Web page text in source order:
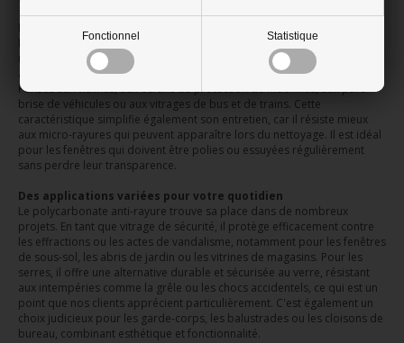
Fonctionnel Statistique
Le Polycarbonate anti-rayure pour vos projets
Lorsque la résistance aux chocs ne suffit pas, le polycarbonate anti-
rayure entre en jeu. Sa surface durcie le rend particulièrement adapté
aux environnements où les contacts et les frottements sont fréquents.
Pensez aux vitrines, aux écrans de protection de machines, aux pare-
brise de véhicules ou aux vitrages de bus et de trains. Cette
caractéristique simplifie également son entretien, car il résiste mieux
aux micro-rayures qui peuvent apparaître lors du nettoyage. Il est idéal
pour les fenêtres qui doivent être polies ou essuyées régulièrement
sans perdre leur transparence.
Des applications variées pour votre quotidien
Le polycarbonate anti-rayure trouve sa place dans de nombreux
projets. En tant que vitrage de sécurité, il protège efficacement contre
les effractions ou les actes de vandalisme, notamment pour les fenêtres
de sous-sol, les abris de jardin ou les vitrines de magasins. Pour les
serres, il offre une alternative durable et sécurisée au verre, résistant
aux intempéries comme la grêle ou les chocs accidentels, ce qui est un
point que nos clients apprécient particulièrement. C'est également un
choix judicieux pour les garde-corps, les balustrades ou les cloisons de
bureau, combinant esthétique et fonctionnalité.